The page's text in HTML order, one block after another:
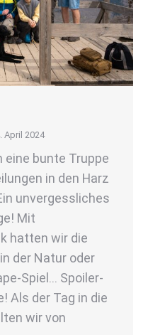
April 2024
eine bunte Truppe
in den Harz
unvergessliches
Mit
hatten wir die
der Natur oder
Spiel… Spoiler-
Als der Tag in die
wir von